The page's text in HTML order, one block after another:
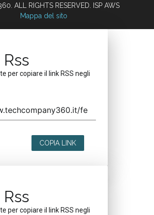
ALL RIGHTS RESERVED. ISP AWS
Mappa del sito
per copiare il link RSS negli
COPIA LINK
per copiare il link RSS negli